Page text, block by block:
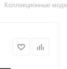
Коллекционные